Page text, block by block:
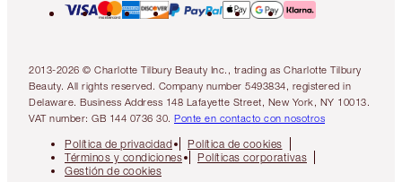
2013-2026 © Charlotte Tilbury Beauty Inc., trading as Charlotte Tilbury
Beauty. All rights reserved. Company number 5493834, registered in
Delaware. Business Address 148 Lafayette Street, New York, NY 10013.
VAT number: GB 144 0736 30. Ponte en contacto con nosotros
Política de privacidad
Política de cookies
Términos y condiciones
Políticas corporativas
Gestión de cookies